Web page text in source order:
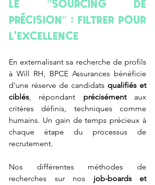
Le "Sourcing de
précision" : Filtrer pour
l'excellence
En externalisant sa recherche de profils
à Will RH, BPCE Assurances bénéficie
d'une réserve de candidats qualifiés et
ciblés, répondant précisément aux
critères définis, techniques comme
humains. Un gain de temps précieux à
chaque étape du processus de
recrutement.
Nos différentes méthodes de
recherches sur nos job-boards et